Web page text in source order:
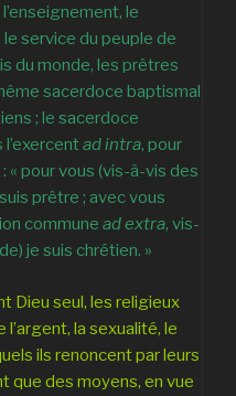
le
service du peuple de
du monde, les prêtres
sacerdoce baptismal
; le sacerdoce
l’exercentad intra, pour
« pour vous (vis-à-vis des
prêtre ; avec vous
commune ad extra, vis-
je suis chrétien. »
Dieu seul, les religieux
la sexualité, le
ils renoncent par leurs
que des moyens, en vue